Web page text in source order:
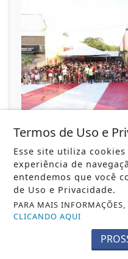
União de Maricá
grande ação
gratuitos para...
Iniciativa acontece no
escola, e oferecerá
Termos de Uso e
Esse site utiliza
experiência de
entendemos que você
de Uso e Privacidade.
PARA MAIS INFORMAÇÕES,
CLICANDO AQUI